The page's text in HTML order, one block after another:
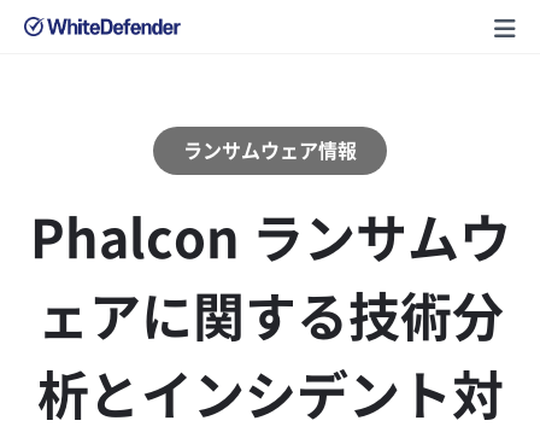
ランサムウェア情報
Phalcon ランサムウ
ェアに関する技術分
析とインシデント対